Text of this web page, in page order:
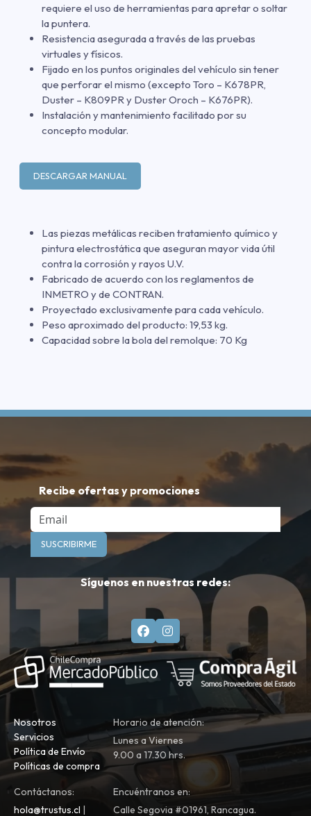
requiere el uso de herramientas para apretar o soltar
la puntera.
Resistencia asegurada a través de las pruebas
virtuales y físicos.
Fijado en los puntos originales del vehículo sin tener
que perforar el mismo (excepto Toro – K678PR,
Duster – K809PR y Duster Oroch – K676PR).
Instalación y mantenimiento facilitado por su
concepto modular.
DESCARGAR MANUAL
Las piezas metálicas reciben tratamiento químico y
pintura electrostática que aseguran mayor vida útil
contra la corrosión y rayos U.V.
Fabricado de acuerdo con los reglamentos de
INMETRO y de CONTRAN.
Proyectado exclusivamente para cada vehículo.
Peso aproximado del producto: 19,53 kg.
Capacidad sobre la bola del remolque: 70 Kg
Recibe ofertas y promociones
Email
SUSCRIBIRME
Síguenos en nuestras redes:
Nosotros
Servicios
Política de Envío
Políticas de compra
Horario de atención:
Lunes a Viernes
9.00 a 17.30 hrs.
Contáctanos:
hola@trustus.cl |
Encuéntranos en:
Calle Segovia #01961, Rancagua.